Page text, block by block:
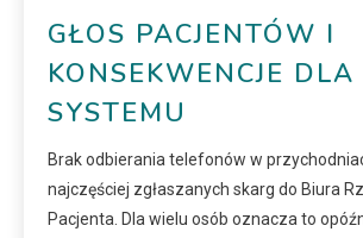
GŁOS PACJENTÓW I
KONSEKWENCJE DLA
SYSTEMU
Brak odbierania telefonów w
najczęściej zgłaszanych skarg do Biura
Pacjenta. Dla wielu osób oznacza to